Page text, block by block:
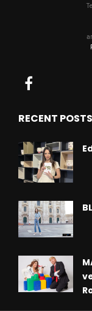
RECENT POSTS